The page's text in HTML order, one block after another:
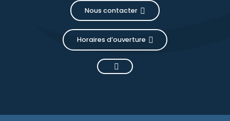
Nous contacter
Horaires d’ouverture